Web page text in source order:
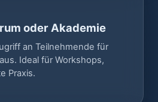
oder Akademie
an Teilnehmende für
Ideal für Workshops,
Praxis.